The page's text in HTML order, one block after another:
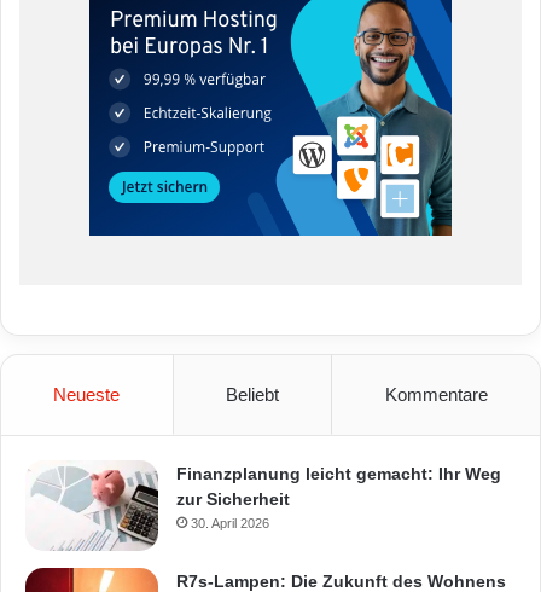
Neueste Beliebt Kommentare
Finanzplanung leicht gemacht: Ihr Weg
zur Sicherheit
30. April 2026
R7s-Lampen: Die Zukunft des Wohnens